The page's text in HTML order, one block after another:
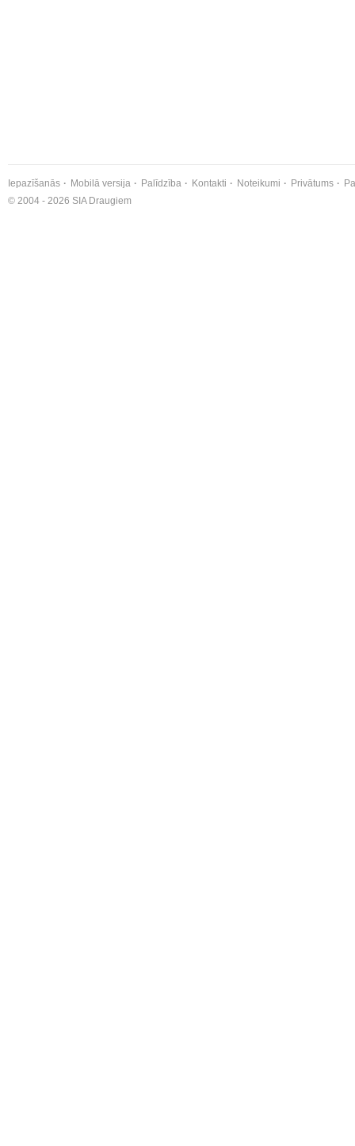
Iepazīšanās Mobilā versija Palīdzība Kontakti Noteikumi Privātums
© 2004 - 2026 SIA Draugiem